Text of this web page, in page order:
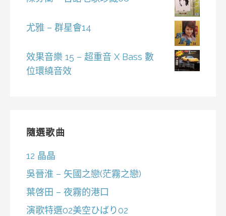
尤雅 – 群星會14
效果音樂 15 – 超重音 X Bass 數
位環繞音效
隨選歌曲
12 晶晶
吳晉淮 – 矢國之戀(茫霧之戀)
葉啓田 – 夜霧的港口
演歌特選02美空ひばり02